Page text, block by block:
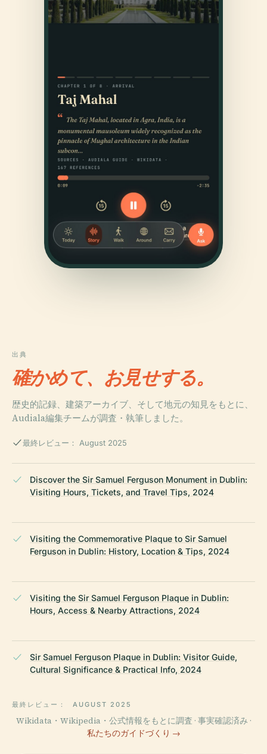
出典
確かめて、お見せする。
歴史的記録、建築アーカイブ、そして地元の知見をもとに、
Audiala編集チームが調査・執筆しました。
最終レビュー： August 2025
Discover the Sir Samuel Ferguson Monument in Dublin:
Visiting Hours, Tickets, and Travel Tips, 2024
Visiting the Commemorative Plaque to Sir Samuel
Ferguson in Dublin: History, Location & Tips, 2024
Visiting the Sir Samuel Ferguson Plaque in Dublin:
Hours, Access & Nearby Attractions, 2024
Sir Samuel Ferguson Plaque in Dublin: Visitor Guide,
Cultural Significance & Practical Info, 2024
最終レビュー： AUGUST 2025
Wikidata・Wikipedia・公式情報をもとに調査 · 事実確認済み ·
私たちのガイドづくり →